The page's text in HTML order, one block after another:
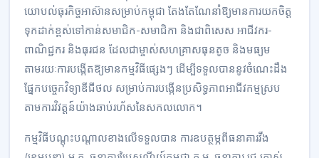
យោបល់ធុរកិច្ចអាស៊ានសម្រាប់កម្ពុជា តែងតែណែនាំឱ្យមានការយកចិត្ត
ទុកដាក់ខ្ពស់ទៅកាន់សមាជិក-សមាជិកា និងជាពិសេស អាជីវករ-
ពាណិជ្ជករ និងធុរជន ដែលជាម្ចាស់សហគ្រាសធុនតូច និងមធ្យម
តាមរយៈការបង្កើតឱ្យមានកម្មវិធីផ្សេងៗ ដើម្បីទទួលបាននូវចំណេះដឹង
ផ្នែកបច្ចេកវិទ្យាឌីជីថល សម្រាប់ការបង្កើនប្រសិទ្ធភាពអាជីវកម្មស្រប
តាមការវិវត្តន៍យ៉ាងឆាប់រហ័សនៃសកលលោក។
កម្មវិធីបណ្ដុះបណ្ដាលខាងលើទទួលបាន ការឧបត្ថម្ភពីធនាគារវីង